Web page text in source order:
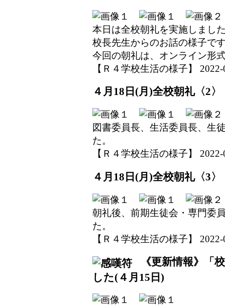
本日は全校朝礼を実施しまし
校長先生からのお話の様子で
今回の朝礼は、オンライン形
【Ｒ４学校生活の様子】
４月18日(月)全校朝礼〈2〉
図書委員長、生活委員長、生
た。
【Ｒ４学校生活の様子】
４月18日(月)全校朝礼〈3〉
朝礼後、前期生徒会・専門委
た。
【Ｒ４学校生活の様子】
《更新情報》「
した(４月15日)